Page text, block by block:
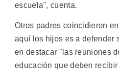
escuela", cuenta.
Otros padres coincidieron
aquí los hijos es a defender
en destacar "las reuniones
educación que deben